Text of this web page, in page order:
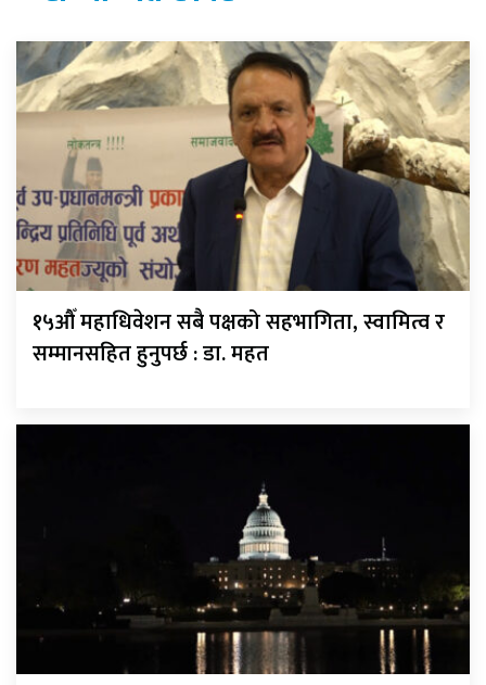
१५औँ महाधिवेशन सबै पक्षको सहभागिता, स्वामित्व र
सम्मानसहित हुनुपर्छ : डा. महत